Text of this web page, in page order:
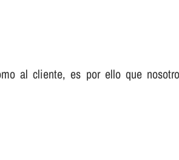
al cliente, es por ello que